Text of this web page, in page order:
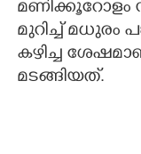
മണിക്കൂറോളം
മുറിച്ച് മധുരം
കഴിച്ച
മടങ്ങിയത്.